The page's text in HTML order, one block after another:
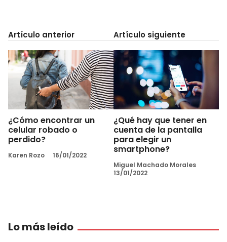
Artículo anterior
¿Cómo encontrar un
celular robado o
perdido?
Karen Rozo 16/01/2022
Artículo siguiente
¿Qué hay que tener en
cuenta de la pantalla
para elegir un
smartphone?
Miguel Machado Morales
13/01/2022
Lo más leído